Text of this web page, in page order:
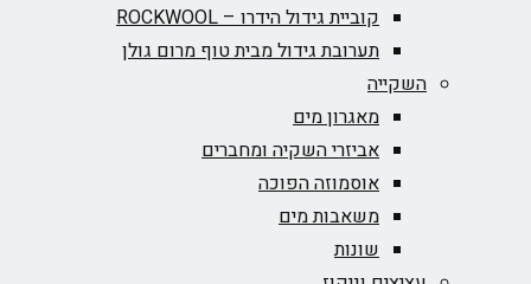
קוביית גידול הידרו – ROCKWOOL‏
תערובת גידול מבית טוף מרום גולן
השקייה
מאגרון מים
אביזרי השקיה ומחברים
אוסמוזה הפוכה
משאבות מים
שונות